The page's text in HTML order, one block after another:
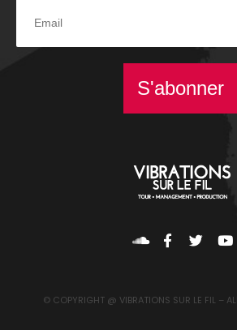
S'abonner
© COPYRIGHT @ VIBRATIONS SUR LE FIL –